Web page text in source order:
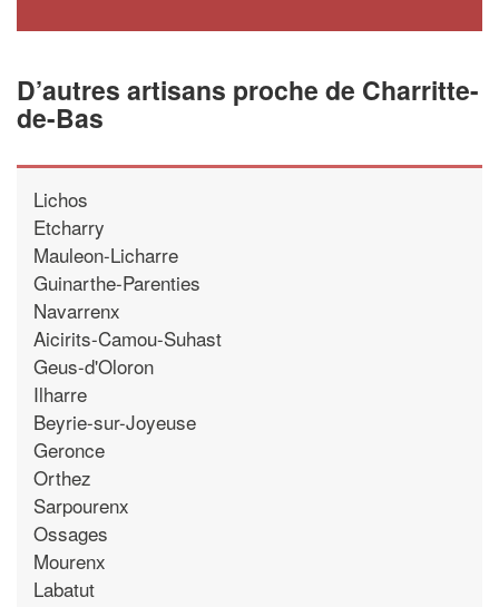
D’autres artisans proche de Charritte-
de-Bas
Lichos
Etcharry
Mauleon-Licharre
Guinarthe-Parenties
Navarrenx
Aicirits-Camou-Suhast
Geus-d'Oloron
Ilharre
Beyrie-sur-Joyeuse
Geronce
Orthez
Sarpourenx
Ossages
Mourenx
Labatut